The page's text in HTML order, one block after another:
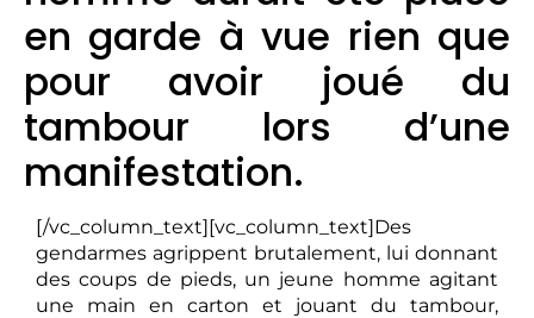
en garde à vue rien que
pour avoir joué du
tambour lors d’une
manifestation.
[/vc_column_text][vc_column_text]Des
gendarmes agrippent brutalement, lui donnant
des coups de pieds, un jeune homme agitant
une main en carton et jouant du tambour,